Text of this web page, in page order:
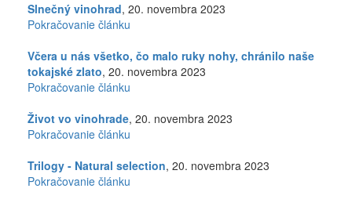
Slnečný vinohrad, 20. novembra 2023
Pokračovanie článku
Včera u nás všetko, čo malo ruky nohy, chránilo naše
tokajské zlato, 20. novembra 2023
Pokračovanie článku
Život vo vinohrade, 20. novembra 2023
Pokračovanie článku
Trilogy - Natural selection, 20. novembra 2023
Pokračovanie článku